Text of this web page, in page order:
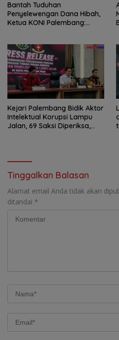
Bantah Tuduhan
Penyelewengan Dana Hibah,
Ketua KONI Palembang:
Kejari Palembang Bidik Aktor
Intelektual Korupsi Lampu
Jalan, 69 Saksi Diperiksa,
Tinggalkan Balasan
Alamat email Anda tidak akan
ditandai *